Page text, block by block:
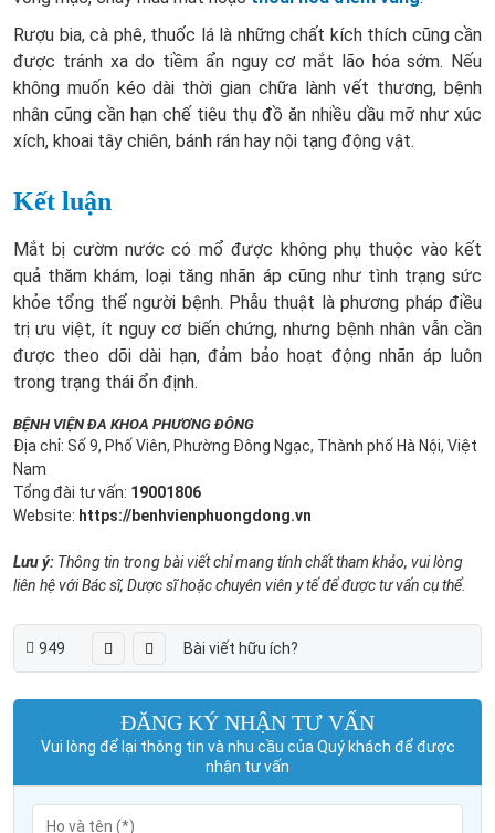
Rượu bia, cà phê, thuốc lá là những chất kích thích cũng cần
được tránh xa do tiềm ẩn nguy cơ mắt lão hóa sớm. Nếu
không muốn kéo dài thời gian chữa lành vết thương, bệnh
nhân cũng cần hạn chế tiêu thụ đồ ăn nhiều dầu mỡ như xúc
xích, khoai tây chiên, bánh rán hay nội tạng động vật.
Kết luận
Mắt bị cườm nước có mổ được không phụ thuộc vào kết
quả thăm khám, loại tăng nhãn áp cũng như tình trạng sức
khỏe tổng thể người bệnh. Phẫu thuật là phương pháp điều
trị ưu việt, ít nguy cơ biến chứng, nhưng bệnh nhân vẫn cần
được theo dõi dài hạn, đảm bảo hoạt động nhãn áp luôn
trong trạng thái ổn định.
BỆNH VIỆN ĐA KHOA PHƯƠNG ĐÔNG
Địa chỉ: Số 9, Phố Viên, Phường Đông Ngạc, Thành phố Hà Nội, Việt
Nam
Tổng đài tư vấn: 19001806
Website: https://benhvienphuongdong.vn
Lưu ý: Thông tin trong bài viết chỉ mang tính chất tham khảo, vui lòng
liên hệ với Bác sĩ, Dược sĩ hoặc chuyên viên y tế để được tư vấn cụ thể.
949 Bài viết hữu ích?
ĐĂNG KÝ NHẬN TƯ VẤN
Vui lòng để lại thông tin và nhu cầu của Quý khách để được
nhận tư vấn